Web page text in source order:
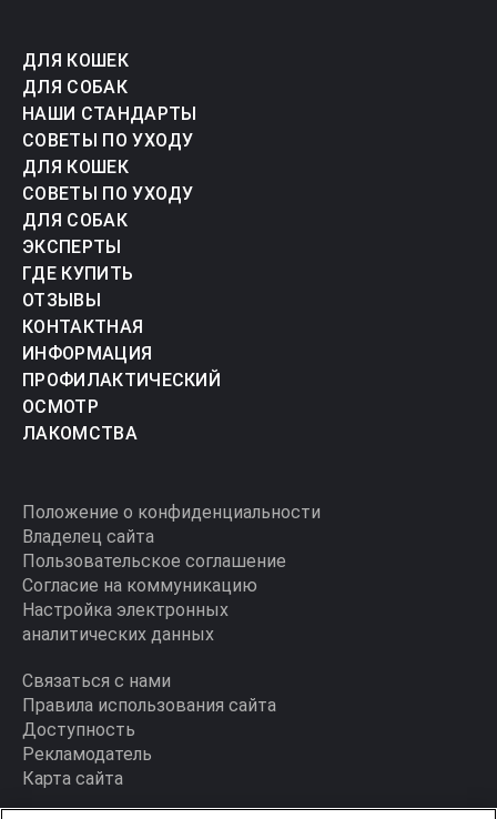
ДЛЯ КОШЕК
ДЛЯ СОБАК
НАШИ СТАНДАРТЫ
СОВЕТЫ ПО УХОДУ
ДЛЯ КОШЕК
СОВЕТЫ ПО УХОДУ
ДЛЯ СОБАК
ЭКСПЕРТЫ
ГДЕ КУПИТЬ
ОТЗЫВЫ
КОНТАКТНАЯ
ИНФОРМАЦИЯ
ПРОФИЛАКТИЧЕСКИЙ
ОСМОТР
ЛАКОМСТВА
Положение о конфиденциальности
Владелец сайта
Пользовательское соглашение
Согласие на коммуникацию
Настройка электронных
аналитических данных
Связаться с нами
Правила использования сайта
Доступность
Рекламодатель
Карта сайта